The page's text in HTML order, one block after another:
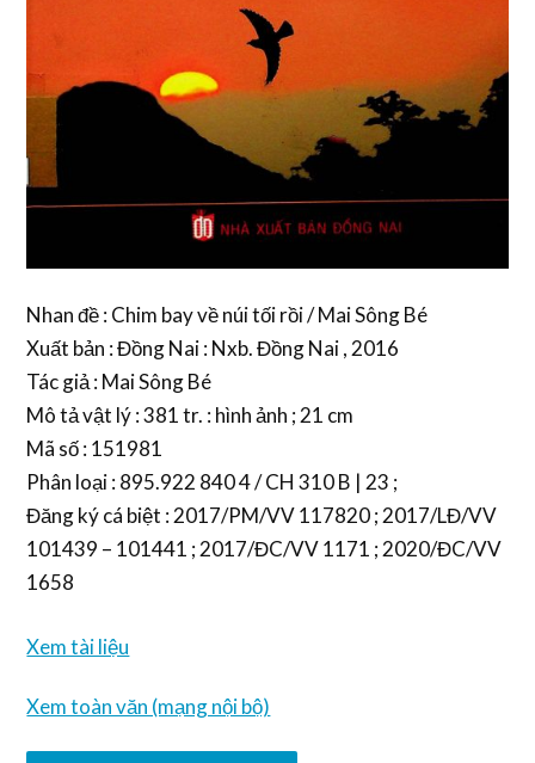
Nhan đề : Chim bay về núi tối rồi / Mai Sông Bé
Xuất bản : Đồng Nai : Nxb. Đồng Nai , 2016
Tác giả : Mai Sông Bé
Mô tả vật lý : 381 tr. : hình ảnh ; 21 cm
Mã số : 151981
Phân loại : 895.922 840 4 / CH 310 B | 23 ;
Đăng ký cá biệt : 2017/PM/VV 117820 ; 2017/LĐ/VV
101439 – 101441 ; 2017/ĐC/VV 1171 ; 2020/ĐC/VV
1658
Xem tài liệu
Xem toàn văn (mạng nội bộ)